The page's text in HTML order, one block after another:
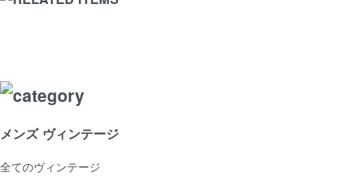
メンズ ヴィンテージ
全てのヴィンテージ